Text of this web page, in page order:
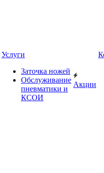
Услуги
Заточка ножей
Обслуживание
пневматики и
КСОИ
Акции